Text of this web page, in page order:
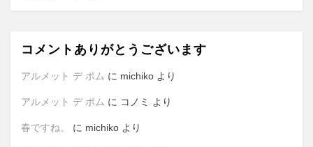
コメントありがとうございます
アルメット デ ポム に michiko より
アルメット デ ポム に コノミ より
春ですね。 に michiko より